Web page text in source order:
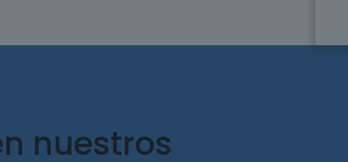
nuestros